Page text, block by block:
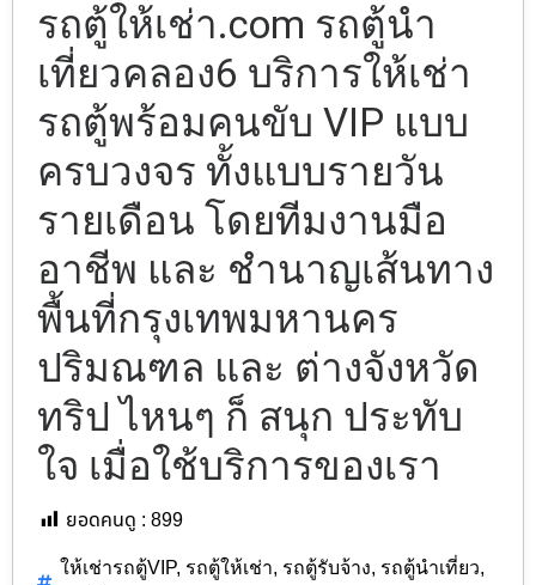
รถตู้ให้เช่า.com รถตู้นำ
เที่ยวคลอง6 บริการให้เช่า
รถตู้พร้อมคนขับ VIP แบบ
ครบวงจร ทั้งแบบรายวัน
รายเดือน โดยทีมงานมือ
อาชีพ และ ชำนาญเส้นทาง
พื้นที่กรุงเทพมหานคร
ปริมณฑล และ ต่างจังหวัด
ทริป ไหนๆ ก็ สนุก ประทับ
ใจ เมื่อใช้บริการของเรา
ยอดคนดู : 899
ให้เช่ารถตู้VIP, รถตู้ให้เช่า, รถตู้รับจ้าง, รถตู้นำเที่ยว,